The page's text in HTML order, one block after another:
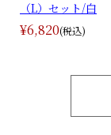
（L）セット/白
¥6,820(税込)